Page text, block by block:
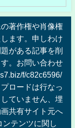
著作権や肖像権
ます。申しわけ
がある記事を削
。お問い合わせ
f/c82c6596/
ロードは行なっ
ていません、埋
共有サイト元へ
ンテンツに関し